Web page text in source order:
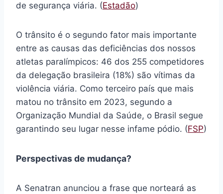
de segurança viária. (Estadão)
O trânsito é o segundo fator mais importante
entre as causas das deficiências dos nossos
atletas paralímpicos: 46 dos 255 competidores
da delegação brasileira (18%) são vítimas da
violência viária. Como terceiro país que mais
matou no trânsito em 2023, segundo a
Organização Mundial da Saúde, o Brasil segue
garantindo seu lugar nesse infame pódio. (FSP)
Perspectivas de mudança?
A Senatran anunciou a frase que norteará as